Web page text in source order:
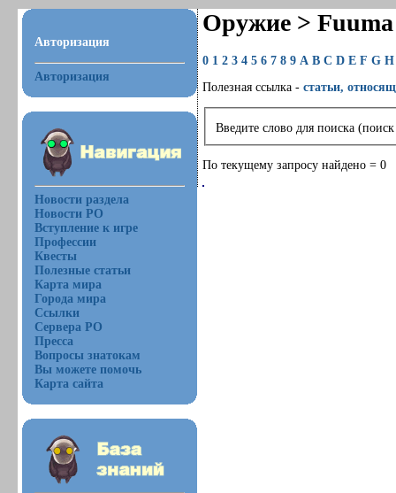
Авторизация
Авторизация
Новости раздела
Новости РО
Вступление к игре
Профессии
Квесты
Полезные статьи
Карта мира
Города мира
Ссылки
Сервера РО
Пресса
Вопросы знатокам
Вы можете помочь
Карта сайта
Оружие >
0 1 2 3 4 5 6 7 8 9 A B C D E F G H
Полезная ссылка -статьи,
Введите слово для поиска
По текущему запросу найдено = 0